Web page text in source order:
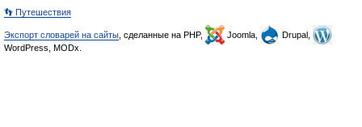
👣 Путешествия
Экспорт словарей на сайты , сделанные на PHP, Joomla,
Drupal,
WordPress, MODx.